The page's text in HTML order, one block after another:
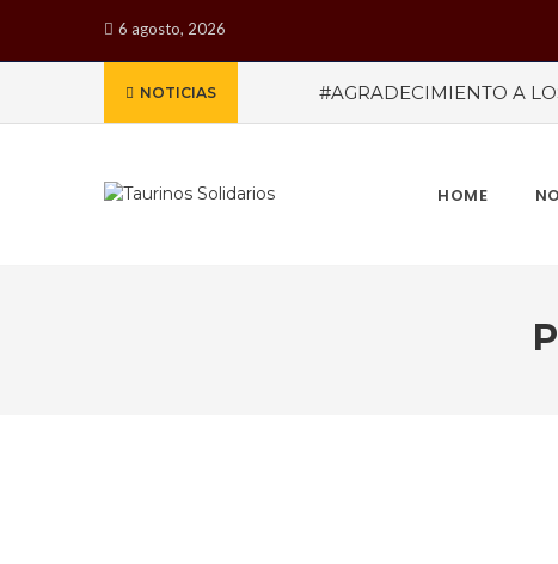
6 agosto, 2026
NOTICIAS #AGRADECIMIENTO A
#A SUS 84 AÑOS “EL
HOME